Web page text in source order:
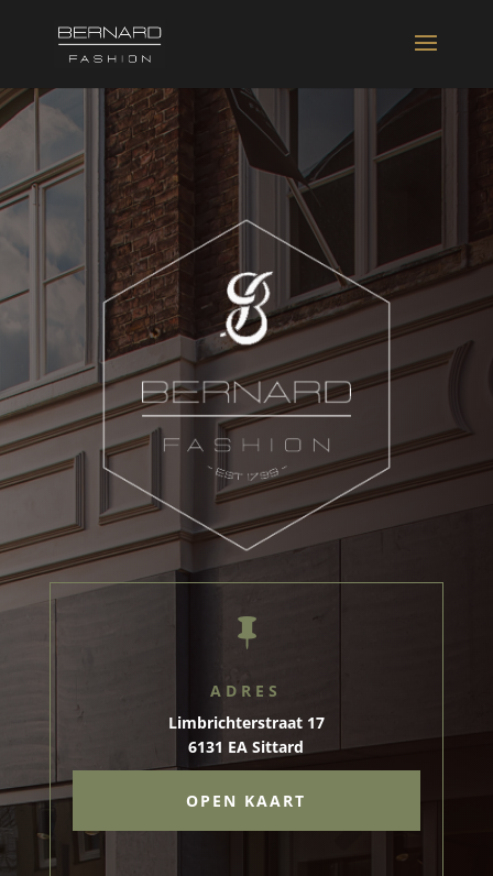

ADRES
Limbrichterstraat 17
6131 EA Sittard
OPEN KAART